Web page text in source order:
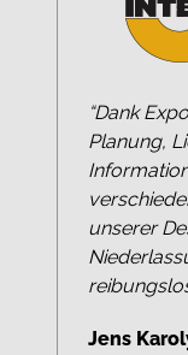
“Dank
Planung,
unserer
Jens